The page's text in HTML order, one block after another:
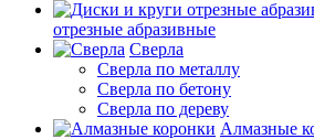
отрезные абразивные
Сверла
Сверла по металлу
Сверла по бетону
Сверла по дереву
Алмазные